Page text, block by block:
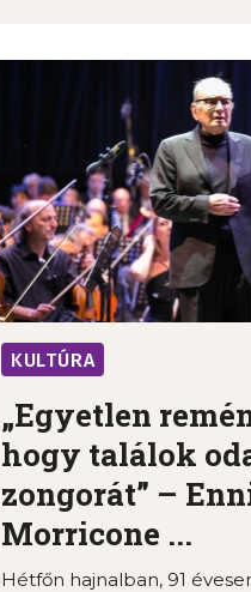
KULTÚRA
„Egyetlen
hogy találok
zongorát” –
Morricone ...
Hétfőn hajnalban, 91